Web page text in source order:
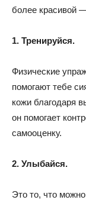
более красивой
1. Тренируйся.
Физические
помогают тебе
кожи благодаря
он помогает
самооценку.
2. Улыбайся.
Это то, что